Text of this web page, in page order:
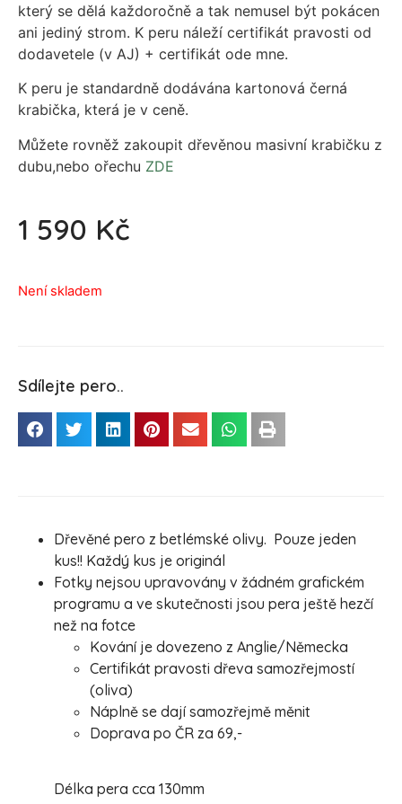
který se dělá každoročně a tak nemusel být pokácen
ani jediný strom. K peru náleží certifikát pravosti od
dodavetele (v AJ) + certifikát ode mne.
K peru je standardně dodávána kartonová černá
krabička, která je v ceně.
Můžete rovněž zakoupit dřevěnou masivní krabičku z
dubu,nebo ořechu ZDE
1 590 Kč
Není skladem
Sdílejte pero..
Dřevěné pero z betlémské olivy. Pouze jeden
kus!! Každý kus je originál
Fotky nejsou upravovány v žádném grafickém
programu a ve skutečnosti jsou pera ještě hezčí
než na fotce
Kování je dovezeno z Anglie/Německa
Certifikát pravosti dřeva samozřejmostí
(oliva)
Náplně se dají samozřejmě měnit
Doprava po ČR za 69,-
Délka pera cca 130mm